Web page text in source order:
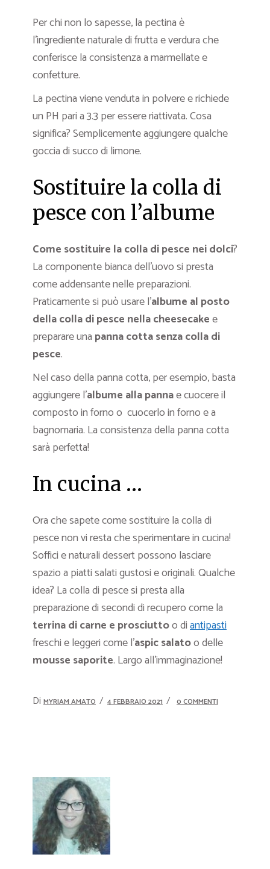
Per chi non lo sapesse, la pectina è
l’ingrediente naturale di frutta e verdura che
conferisce la consistenza a marmellate e
confetture.
La pectina viene venduta in polvere e richiede
un PH pari a 3.3 per essere riattivata. Cosa
significa? Semplicemente aggiungere qualche
goccia di succo di limone.
Sostituire la colla di
pesce con l’albume
Come sostituire la colla di pesce nei dolci?
La componente bianca dell’uovo si presta
come addensante nelle preparazioni.
Praticamente si può usare l’albume al posto
della colla di pesce nella cheesecakee
preparare una panna cotta senza colla di
pesce.
Nel caso della panna cotta, per esempio, basta
aggiungere l’albume alla pannae cuocere il
composto in forno o cuocerlo in forno e a
bagnomaria. La consistenza della panna cotta
sarà perfetta!
In cucina …
Ora che sapete come sostituire la colla di
pesce non vi resta che sperimentare in cucina!
Soffici e naturali dessert possono lasciare
spazio a piatti salati gustosi e originali. Qualche
idea? La colla di pesce si presta alla
preparazione di secondi di recupero come la
terrina di carne e prosciuttoo diantipasti
freschi e leggeri come l’aspic salatoo delle
mousse saporite. Largo all’immaginazione!
Di MYRIAM AMATO 4 FEBBRAIO 2021 0 COMMENTI